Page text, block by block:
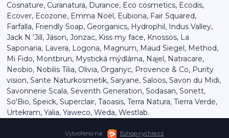
Cosnature, Curanatura, Durance, Eco cosmetics, Ecodis,
Ecover, Ecozone, Emma Noël, Eubiona, Fair Squared,
Farfalla, Friendly Soap, Georganics, Hydrophil, Indus Valley,
Jack N 'Jill, Jäson, Jonzac, Kiss my face, Knossos, La
Saponaria, Lavera, Logona, Magnum, Maud Siegel, Method,
Mi Fido, Montbrun, Mystická mýdlárna, Najel, Natracare,
Neobio, Nobilis Tilia, Olivia, Organyc, Provence & Co, Purity
vision, Sante Naturkosmetik, Saryane, Saloos, Savon du Midi,
Savonnerie Scala, Seventh Generation, Sodasan, Sonett,
So'Bio, Speick, Superclair, Taoasis, Terra Natura, Tierra Verde,
Urtekram, Yalia, Yaweco, Weda, Westlab.
Vytvořeno na Eshop-rychle.cz